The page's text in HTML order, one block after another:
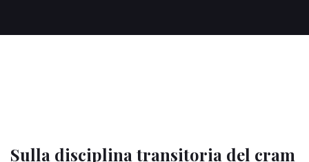
Sulla disciplina transitoria del cram